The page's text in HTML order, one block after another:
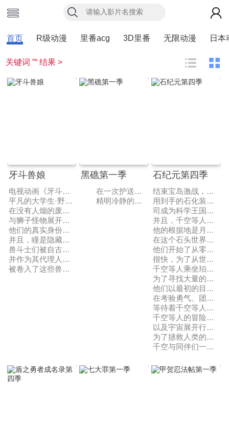
首页 R级动漫 里番acg 3D里番 无限动漫 日本
关键词 ”“ 结果 >
牙斗兽娘
电视动画《牙斗兽娘》改编自村田真哉担任原案，隅田かずあさ负责作画的同名漫画，于2017年Omani 7 上的《月刊 Heros》上宣布动画化的消息，计划定档于2018年1月。动画由LIDENFILMS负责制作，于2018年1月13日起播出。
平凡的大学生·野本裕也，与神秘少女·瞳相遇了。
在没有人烟的废弃场，野本目击到了她变成野兽的模样，
与狮子怪物展开死战的一幕。
他们的真实身份，是同时拥有人类的头脑与野兽的獠牙的“兽斗士”。
并且，瞳是隐藏着最强斗争本能的兽斗士“蜜獾”。
兽斗士们被自古以来支配日本经济的四大财阀三门、八菱、角供、石田所雇佣，
并作为其代理人展开决斗，争夺霸权。之后，野本通过再次与瞳相遇，
被卷入了这些兽斗士们的炽烈战斗“牙斗”当中——。
黑礁第一季
在一次护送公司机密文件的途中，旭日重工的普通职员冈岛绿郎（浪川大辅 配音）遭到了名叫黑礁商会的神秘组织的袭击和绑架，机密文件亦被夺走。为了保证秘密不被泄露，旭日重工采取了消抹行动——包括文件和冈岛绿郎本人。在得知了自己被公司抛弃的消息之后，冈岛决定用自己的方式为自己谋得一条生路。冈岛向黑礁商会提出了入会的要求，并通过实际行动证明了自己的能力，之后以“洛克”之名开始全新的生活。
精明冷静的首领达奇（礒部勉 配音），个性刚强的双抢手薇拉（丰口惠美 配音），开朗淡泊的机械师本尼（平田广明 配音），在这些神秘人物的围绕下，洛克逐渐找到了同伴的感觉，同时，一条充满了危机与冒险的道路也在他的面前展开了。
石纪元第四季
结束宝岛激战，千空等人平安返回科学王国。
用到手的石化装置，成功让狮子王司复活。
司成为科学王国的伙伴！
并且，千空等人查明了人类石化的幕后黑手·怀曼，
他的根据地是月球，于是千空等人以月球为目标前进！
在这个石头世界里，
他们开始了从零开始制作宇宙飞船的大项目。
很快，为了从世界各地收集宇宙飞船的素材，
千空等人乘坐珀尔修斯号驶向大海。
为了寻找大量的玉米作为复活液的原料，
他们以最初的目的地美洲大陆为目标。
在考验勇气、团结、科学力等一切的大航海前方，
等待着千空等人、对他们造成威胁的是——！！
千空等人的冒险终于向世界、
以及宇宙展开行动！
为了拯救人类的未来，
千空与同伴们一起全力开拓科学之道！！